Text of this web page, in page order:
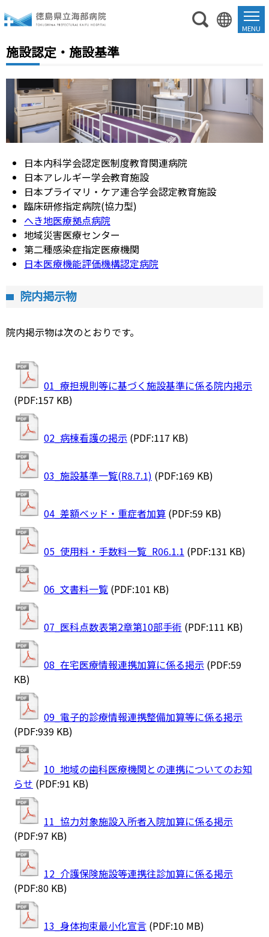
施設認定・施設基準
日本内科学会認定医制度教育関連病院
日本アレルギー学会教育施設
日本プライマリ・ケア連合学会認定教育施設
臨床研修指定病院(協力型)
へき地医療拠点病院
地域災害医療センター
第二種感染症指定医療機関
日本医療機能評価機構認定病院
院内掲示物
院内掲示物は次のとおりです。
01_療担規則等に基づく施設基準に係る院内掲示
(PDF:157 KB)
02_病棟看護の掲示 (PDF:117 KB)
03_施設基準一覧(R8.7.1) (PDF:169 KB)
04_差額ベッド・重症者加算 (PDF:59 KB)
05_使用料・手数料一覧_R06.1.1 (PDF:131 KB)
06_文書料一覧 (PDF:101 KB)
07_医科点数表第2章第10部手術 (PDF:111 KB)
08_在宅医療情報連携加算に係る掲示 (PDF:59
KB)
09_電子的診療情報連携整備加算等に係る掲示
(PDF:939 KB)
10_地域の歯科医療機関との連携についてのお知
らせ (PDF:91 KB)
11_協力対象施設入所者入院加算に係る掲示
(PDF:97 KB)
12_介護保険施設等連携往診加算に係る掲示
(PDF:80 KB)
13_身体拘束最小化宣言 (PDF:10 MB)